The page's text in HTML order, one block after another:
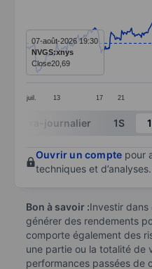
Line chart with 297
The chart has 1 X axis
The chart has 1 Y
juil. 13 17 21
07-août-2026 19:30
NVGS:xnys
Close20,69
End of interactive
Intra-journalier 1S
Ouvrir un compte pour
techniques et d’analyses.
Bon à savoir :Investir dans
générer des rendements
comporte également des
une partie ou la totalité de
performances passées de